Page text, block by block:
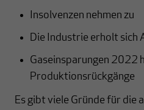
Insolvenzen nehmen zu
Die Industrie erholt sich
Gaseinsparungen 2022
Produktionsrückgänge
Es gibt viele Gründe für die